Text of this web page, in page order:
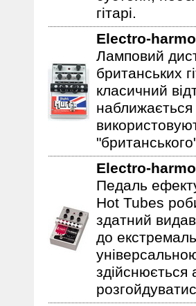
гітарі.
Electro-
Ламповий
британських
класичний
Electro-
Педаль
Hot Tubes
здатний
до